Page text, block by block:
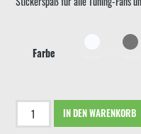
Farbe
Aufkleber
"WINTERHOBEL"
IN DEN WARENKORB